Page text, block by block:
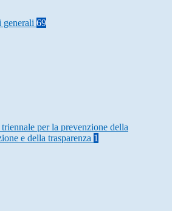
generali 69
per la prevenzione della
e della trasparenza 1